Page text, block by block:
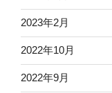
2023年2月
2022年10月
2022年9月